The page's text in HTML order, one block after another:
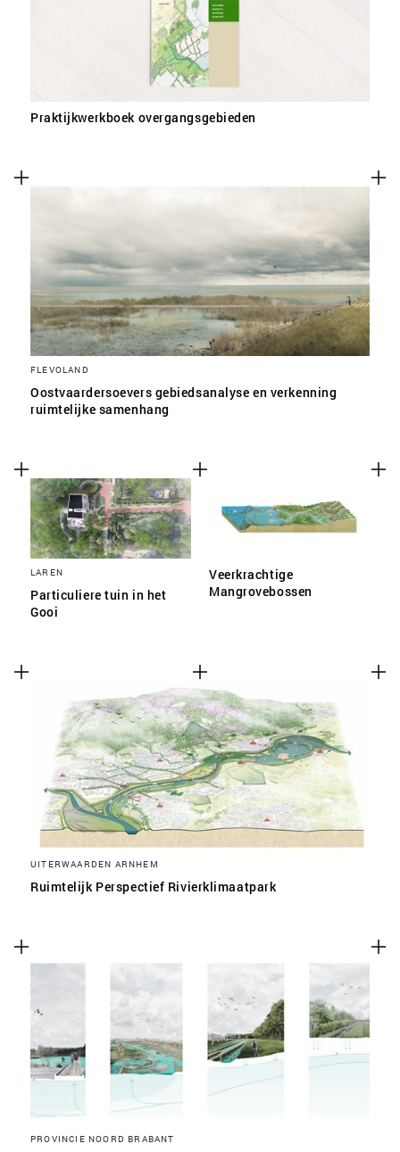
Praktijkwerkboek overgangsgebieden
FLEVOLAND
Oostvaardersoevers gebiedsanalyse en verkenning
ruimtelijke samenhang
LAREN
Particuliere tuin in het
Gooi
Veerkrachtige
Mangrovebossen
UITERWAARDEN ARNHEM
Ruimtelijk Perspectief Rivierklimaatpark
PROVINCIE NOORD BRABANT